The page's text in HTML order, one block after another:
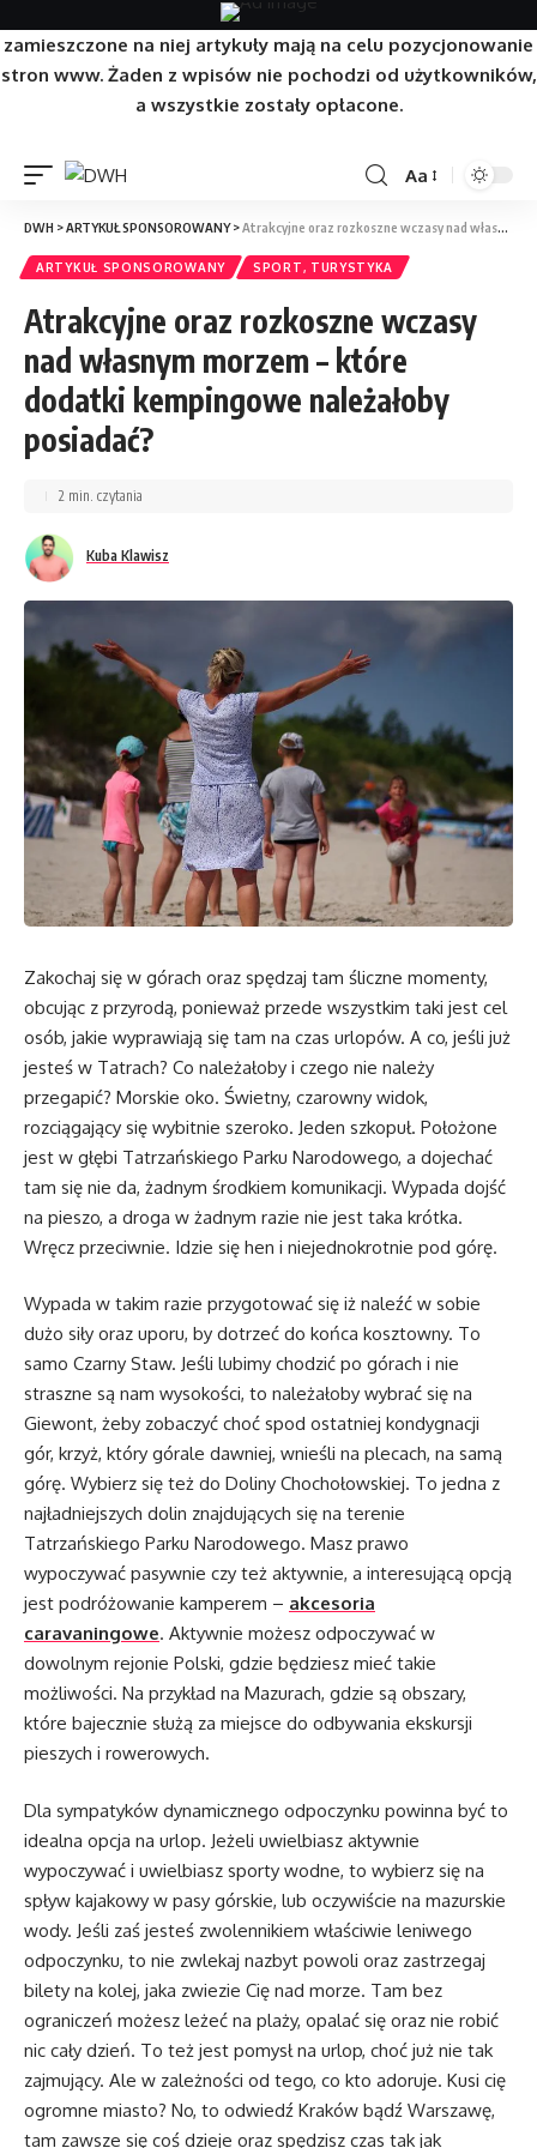
Strona/Blog w całości ma charakter reklamowy, a
zamieszczone na niej artykuły mają na celu pozycjonowanie
stron www. Żaden z wpisów nie pochodzi od użytkowników,
a wszystkie zostały opłacone.
Aa
DWH >ARTYKUŁ SPONSOROWANY>Atrakcyjne oraz rozkoszne wczasy nad własnym morzem – które dodatki kempingowe należałoby posiadać?
ARTYKUŁ SPONSOROWANY SPORT, TURYSTYKA
Atrakcyjne oraz rozkoszne wczasy
nad własnym morzem – które
dodatki kempingowe należałoby
posiadać?
Kuba Klawisz
2 min. czytania
Zakochaj się w górach oraz spędzaj tam śliczne momenty,
obcując z przyrodą, ponieważ przede wszystkim taki jest cel
osób, jakie wyprawiają się tam na czas urlopów. A co, jeśli już
jesteś w Tatrach? Co należałoby i czego nie należy
przegapić? Morskie oko. Świetny, czarowny widok,
rozciągający się wybitnie szeroko. Jeden szkopuł. Położone
jest w głębi Tatrzańskiego Parku Narodowego, a dojechać
tam się nie da, żadnym środkiem komunikacji. Wypada dojść
na pieszo, a droga w żadnym razie nie jest taka krótka.
Wręcz przeciwnie. Idzie się hen i niejednokrotnie pod górę.
Wypada w takim razie przygotować się iż naleźć w sobie
dużo siły oraz uporu, by dotrzeć do końca kosztowny. To
samo Czarny Staw. Jeśli lubimy chodzić po górach i nie
straszne są nam wysokości, to należałoby wybrać się na
Giewont, żeby zobaczyć choć spod ostatniej kondygnacji
gór, krzyż, który górale dawniej, wnieśli na plecach, na samą
górę. Wybierz się też do Doliny Chochołowskiej. To jedna z
najładniejszych dolin znajdujących się na terenie
Tatrzańskiego Parku Narodowego. Masz prawo
wypoczywać pasywnie czy też aktywnie, a interesującą opcją
jest podróżowanie kamperem – akcesoria
caravaningowe. Aktywnie możesz odpoczywać w
dowolnym rejonie Polski, gdzie będziesz mieć takie
możliwości. Na przykład na Mazurach, gdzie są obszary,
które bajecznie służą za miejsce do odbywania ekskursji
pieszych i rowerowych.
Dla sympatyków dynamicznego odpoczynku powinna być to
idealna opcja na urlop. Jeżeli uwielbiasz aktywnie
wypoczywać i uwielbiasz sporty wodne, to wybierz się na
spływ kajakowy w pasy górskie, lub oczywiście na mazurskie
wody. Jeśli zaś jesteś zwolennikiem właściwie leniwego
odpoczynku, to nie zwlekaj nazbyt powoli oraz zastrzegaj
bilety na kolej, jaka zwiezie Cię nad morze. Tam bez
ograniczeń możesz leżeć na plaży, opalać się oraz nie robić
nic cały dzień. To też jest pomysł na urlop, choć już nie tak
zajmujący. Ale w zależności od tego, co kto adoruje. Kusi cię
ogromne miasto? No, to odwiedź Kraków bądź Warszawę,
tam zawsze się coś dzieje oraz spędzisz czas tak jak